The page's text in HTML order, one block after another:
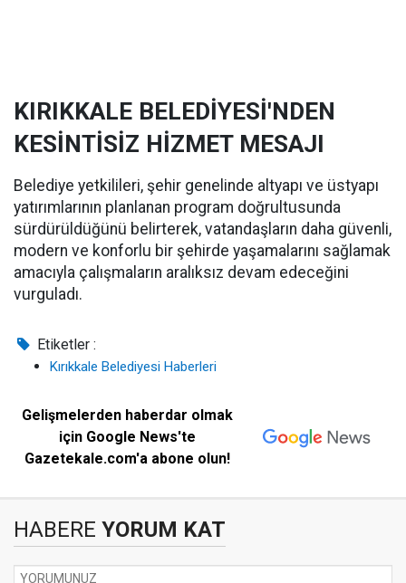
KIRIKKALE BELEDİYESİ'NDEN
KESİNTİSİZ HİZMET MESAJI
Belediye yetkilileri, şehir genelinde altyapı ve üstyapı
yatırımlarının planlanan program doğrultusunda
sürdürüldüğünü belirterek, vatandaşların daha güvenli,
modern ve konforlu bir şehirde yaşamalarını sağlamak
amacıyla çalışmaların aralıksız devam edeceğini
vurguladı.
Etiketler :
Kırıkkale Belediyesi Haberleri
Gelişmelerden haberdar olmak
için Google News'te
Gazetekale.com'a abone olun!
HABERE YORUM KAT